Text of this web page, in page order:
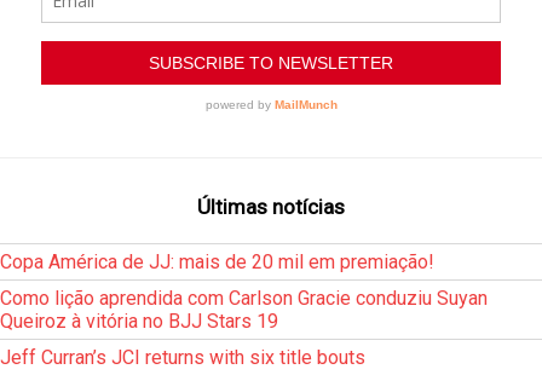
Últimas notícias
Copa América de JJ: mais de 20 mil em premiação!
Como lição aprendida com Carlson Gracie conduziu Suyan
Queiroz à vitória no BJJ Stars 19
Jeff Curran’s JCI returns with six title bouts